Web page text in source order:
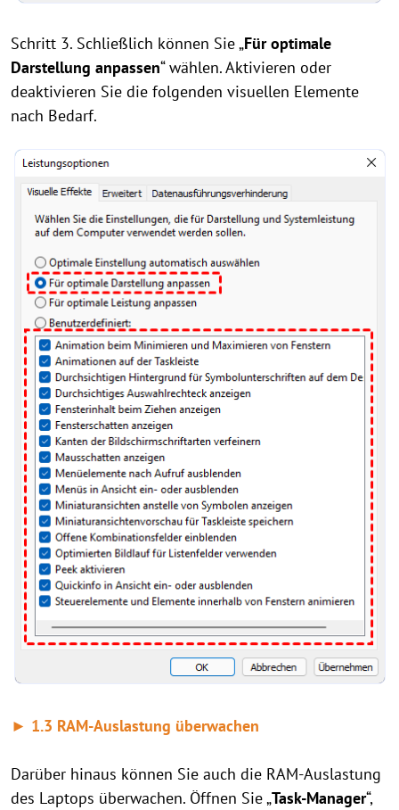
Schritt 3. Schließlich können Sie „Für optimale
Darstellung anpassen“ wählen. Aktivieren oder
deaktivieren Sie die folgenden visuellen Elemente
nach Bedarf.
► 1.3 RAM-Auslastung überwachen
Darüber hinaus können Sie auch die RAM-Auslastung
des Laptops überwachen. Öffnen Sie „Task-Manager“,